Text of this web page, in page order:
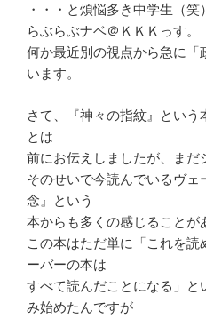
・・・と煩悩多き中学生（
らぶらぶナベ＠ＫＫＫっす。
何か最近別の視点から急に「
います。
さて、『神々の指紋』という
とは
前にお伝えしましたが、まだ
そのせいで今読んでいるヴ
念』という
本からも多くの感じることが
この本はただ単に「これを読
ーバーの本は
すべて読んだことになる」と
み始めたんですが